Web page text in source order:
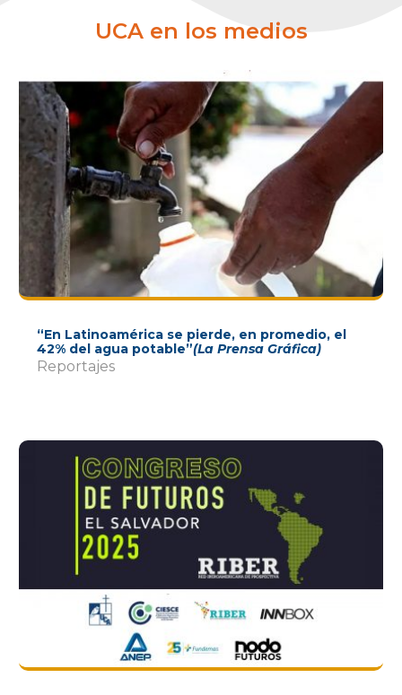
UCA en los medios
“En Latinoamérica se pierde, en promedio, el
42% del agua potable”(La Prensa Gráfica)
Reportajes